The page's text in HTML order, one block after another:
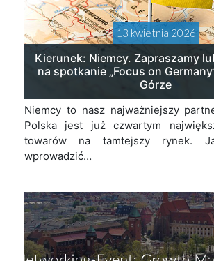
13 kwietnia 2026
Kierunek: Niemcy. Zapraszamy
na spotkanie „Focus on
Górze
Niemcy to nasz najważniejszy
Polska jest już czwartym
towarów na tamtejszy rynek.
wprowadzić…